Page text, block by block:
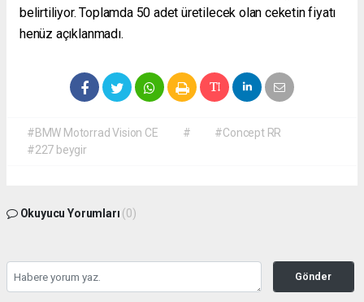
belirtiliyor. Toplamda 50 adet üretilecek olan ceketin fiyatı
henüz açıklanmadı.
#BMW Motorrad Vision CE #
#Concept RR
#227 beygir
Okuyucu Yorumları (0)
Gönder